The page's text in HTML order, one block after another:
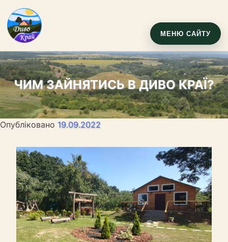
МЕНЮ САЙТУ
ЧИМ ЗАЙНЯТИСЬ В ДИВО КРАЇ?
Опубліковано 19.09.2022